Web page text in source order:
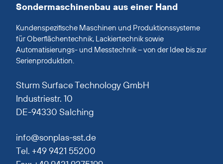
Sondermaschinenbau aus einer Hand
Kundenspezifische Maschinen und Produktionssysteme
für Oberflächentechnik, Lackiertechnik sowie
Automatisierungs- und Messtechnik – von der Idee bis zur
Serienproduktion.
Sturm Surface Technology GmbH
Industriestr. 10
DE-94330 Salching
info@sonplas-sst.de
Tel. +49 9421 55200